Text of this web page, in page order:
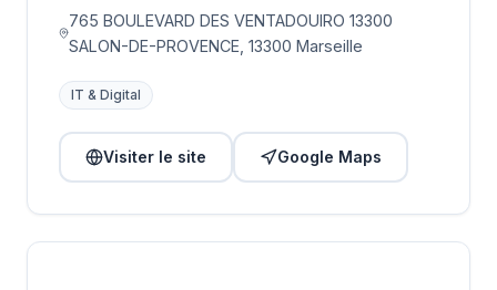
765 BOULEVARD DES VENTADOUIRO 13300
SALON-DE-PROVENCE, 13300 Marseille
IT & Digital
Visiter le site Google Maps